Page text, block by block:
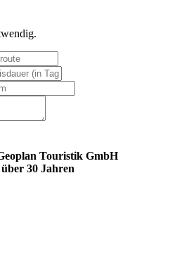
Touristik GmbH
30 Jahren